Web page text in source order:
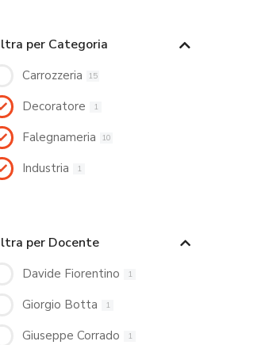
per Categoria
Carrozzeria 15
Decoratore 1
Falegnameria 10
Industria 1
per Docente
Davide Fiorentino 1
Giorgio Botta 1
Giuseppe Corrado 1